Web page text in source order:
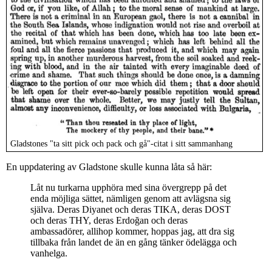
Gladstones "ta sitt pick och pack och gå"-citat i sitt sammanhang
En uppdatering av Gladstone skulle kunna låta så här:
Låt nu turkarna upphöra med sina övergrepp på det
enda möjliga sättet, nämligen genom att avlägsna sig
själva. Deras Diyanet och deras TIKA, deras DOST
och deras THY, deras Erdoğan och deras
ambassadörer, allihop kommer, hoppas jag, att dra sig
tillbaka från landet de än en gång tänker ödelägga och
vanhelga.